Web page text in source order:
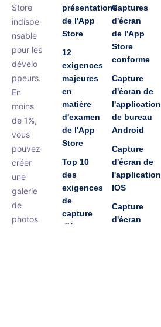
Store
indispe
nsable
pour les
dévelo
ppeurs.
En
moins
de 1%,
vous
pouvez
créer
une
galerie
de
photos
présentations
de l'App
Store
12
exigences
majeures
en
matière
d'examen
de l'App
Store
Top 10
des
exigences
de
capture
d'écran
Captures
d'écran
de l'App
Store
conforme
Capture
d'écran de
l'application
de bureau
Android
Capture
d'écran de
l'application
IOS
Capture
d'écran